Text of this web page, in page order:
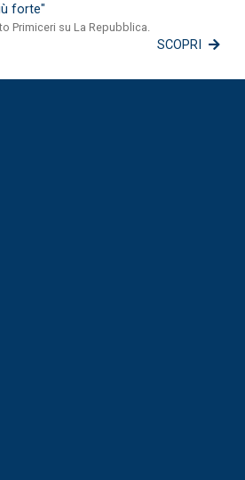
forte"
Primiceri su La Repubblica.
SCOPRI